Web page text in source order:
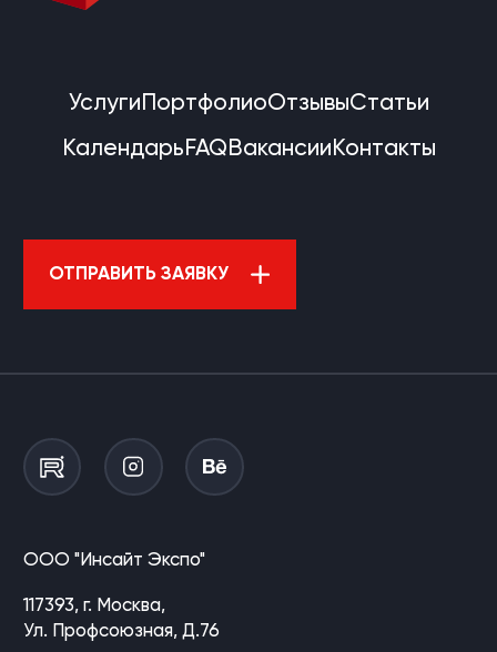
УслугиПортфолиоОтзывыСтатьи
КалендарьFAQВакансииКонтакты
ОТПРАВИТЬ ЗАЯВКУ
ООО "Инсайт Экспо"
117393, г. Москва,
Ул. Профсоюзная, Д.76